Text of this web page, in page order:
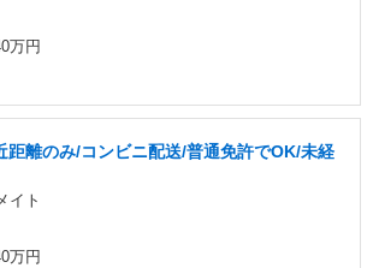
万円
距離のみ/コンビニ配送/普通免許でOK/未経
イト
万円